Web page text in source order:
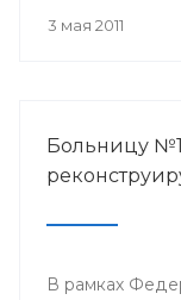
стали врачи
3 мая 2011
Больницу
В рамках